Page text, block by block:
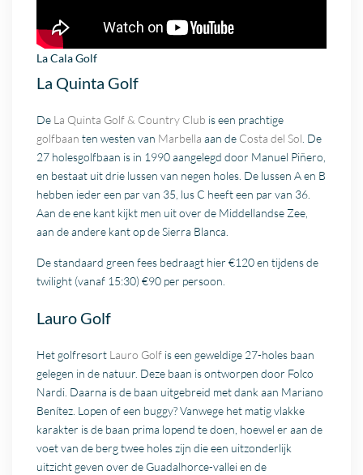
La Cala Golf
La Quinta Golf
De La Quinta Golf & Country Club is een prachtige
golfbaan ten westen van Marbellaaan de Costa del Sol. De
27 holesgolfbaan is in 1990 aangelegd door Manuel Piñero,
en bestaat uit drie lussen van negen holes. De lussen A en B
hebben ieder een par van 35, lus C heeft een par van 36.
Aan de ene kant kijkt men uit over de Middellandse Zee,
aan de andere kant op de Sierra Blanca.
De standaard green fees bedraagt hier €120 en tijdens de
twilight (vanaf 15:30) €90 per persoon.
Lauro Golf
Het golfresort Lauro Golf is een geweldige 27-holes baan
gelegen in de natuur. Deze baan is ontworpen door Folco
Nardi. Daarna is de baan uitgebreid met dank aan Mariano
Benítez. Lopen of een buggy? Vanwege het matig vlakke
karakter is de baan prima lopend te doen, hoewel er aan de
voet van de berg twee holes zijn die een uitzonderlijk
uitzicht geven over de Guadalhorce-vallei en de